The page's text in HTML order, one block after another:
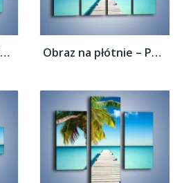
Obraz na płótnie – Pomost wprost do raju –... Obraz na płótnie – Pomost wprost do raju –...